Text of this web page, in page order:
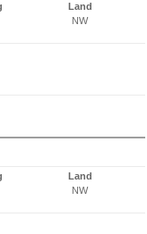
Land
NW
Land
NW